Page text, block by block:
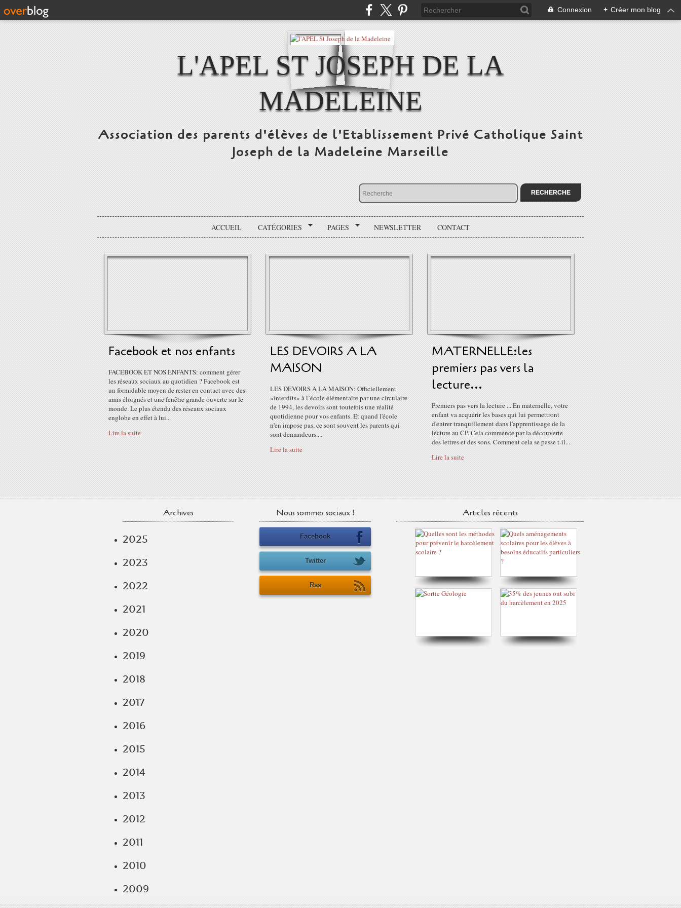
Connexion + Créer mon blog
L'APEL ST JOSEPH DE LA
MADELEINE
Association des parents d'élèves de l'Etablissement Privé Catholique Saint
Joseph de la Madeleine Marseille
ACCUEIL CATÉGORIES PAGES NEWSLETTER CONTACT
Facebook et nos enfants
FACEBOOK ET NOS ENFANTS: comment gérer
les réseaux sociaux au quotidien ? Facebook est
un formidable moyen de rester en contact avec des
amis éloignés et une fenêtre grande ouverte sur le
monde. Le plus étendu des réseaux sociaux
englobe en effet à lui...
Lire la suite
LES DEVOIRS A LA
MAISON
LES DEVOIRS A LA MAISON: Officiellement
«interdits» à l’école élémentaire par une circulaire
de 1994, les devoirs sont toutefois une réalité
quotidienne pour vos enfants. Et quand l'école
n'en impose pas, ce sont souvent les parents qui
sont demandeurs....
Lire la suite
MATERNELLE:les
premiers pas vers la
lecture...
Premiers pas vers la lecture ... En maternelle, votre
enfant va acquérir les bases qui lui permettront
d'entrer tranquillement dans l'apprentissage de la
lecture au CP. Cela commence par la découverte
des lettres et des sons. Comment cela se passe t-il...
Lire la suite
Archives
2025
2023
2022
2021
2020
2019
2018
2017
2016
2015
2014
2013
2012
2011
2010
2009
Nous sommes sociaux !
Facebook
Twitter
Rss
Articles récents